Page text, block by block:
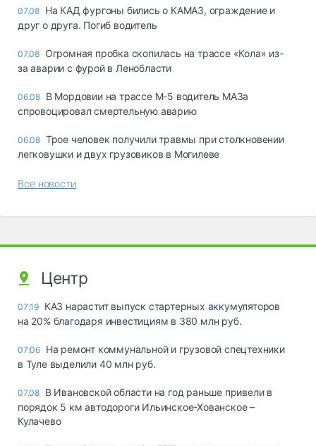
07.08 На КАД фургоны бились о КАМАЗ, ограждение и
друг о друга. Погиб водитель
07.08 Огромная пробка скопилась на трассе «Кола» из-
за аварии с фурой в Ленобласти
06.08 В Мордовии на трассе М-5 водитель МАЗа
спровоцировал смертельную аварию
06.08 Трое человек получили травмы при столкновении
легковушки и двух грузовиков в Могилеве
Все новости
Центр
07:19 КАЗ нарастит выпуск стартерных аккумуляторов
на 20% благодаря инвестициям в 380 млн руб.
07:06 На ремонт коммунальной и грузовой спецтехники
в Туле выделили 40 млн руб.
07.08 В Ивановской области на год раньше привели в
порядок 5 км автодороги Ильинское-Хованское –
Кулачево